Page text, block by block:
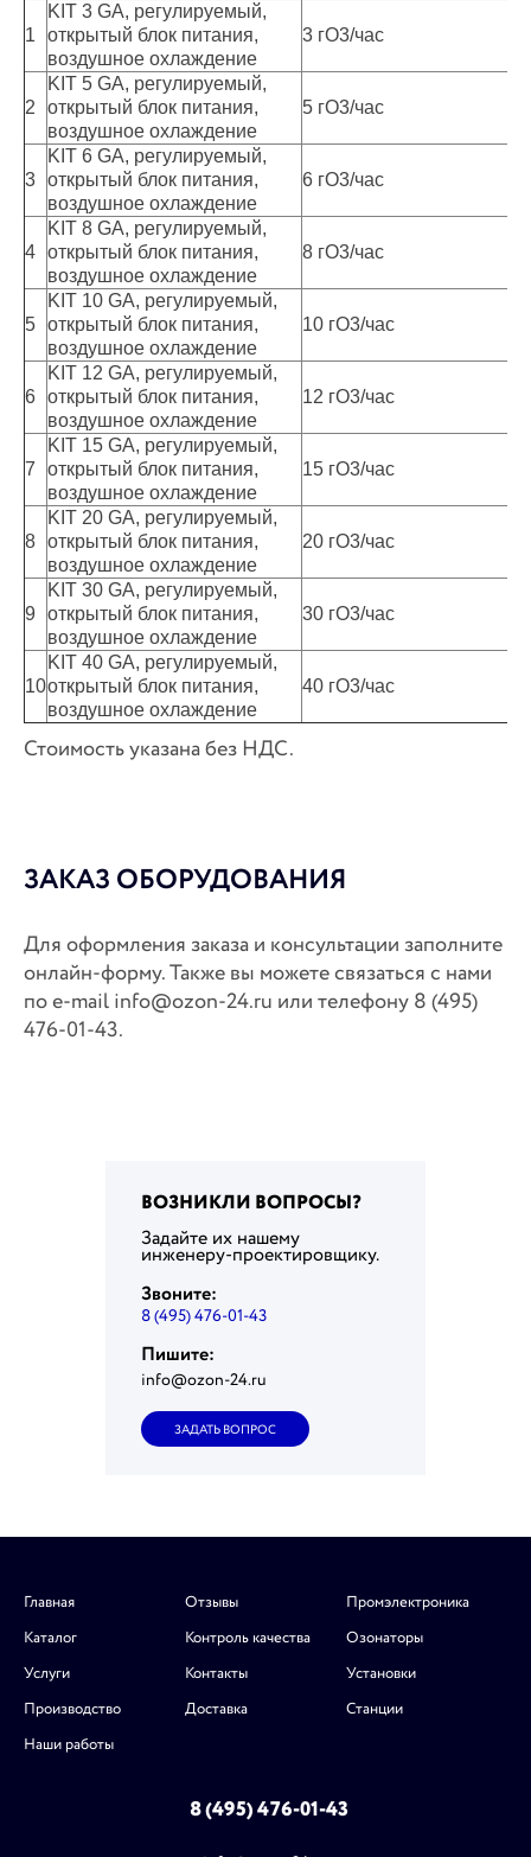
1
KIT 3 GA, регулируемый,
открытый блок питания,
воздушное охлаждение
3 гО3/час
2
KIT 5 GA, регулируемый,
открытый блок питания,
воздушное охлаждение
5 гО3/час
3
KIT 6 GA, регулируемый,
открытый блок питания,
воздушное охлаждение
6 гО3/час
4
KIT 8 GA, регулируемый,
открытый блок питания,
воздушное охлаждение
8 гО3/час
5
KIT 10 GA, регулируемый,
открытый блок питания,
воздушное охлаждение
10 гО3/час
6
KIT 12 GA, регулируемый,
открытый блок питания,
воздушное охлаждение
12 гО3/час
7
KIT 15 GA, регулируемый,
открытый блок питания,
воздушное охлаждение
15 гО3/час
8
KIT 20 GA, регулируемый,
открытый блок питания,
воздушное охлаждение
20 гО3/час
9
KIT 30 GA, регулируемый,
открытый блок питания,
воздушное охлаждение
30 гО3/час
10
KIT 40 GA, регулируемый,
открытый блок питания,
воздушное охлаждение
40 гО3/час
Стоимость указана без НДС.
ЗАКАЗ ОБОРУДОВАНИЯ
Для оформления заказа и консультации заполните
онлайн-форму. Также вы можете связаться с нами
по e-mail info@ozon-24.ru или телефону 8 (495)
476-01-43.
ВОЗНИКЛИ ВОПРОСЫ?
Задайте их нашему
инженеру-проектировщику.
Звоните:
8 (495) 476-01-43
Пишите:
info@ozon-24.ru
ЗАДАТЬ ВОПРОС
Главная
Каталог
Услуги
Производство
Наши работы
Отзывы
Контроль качества
Контакты
Доставка
Промэлектроника
Озонаторы
Установки
Станции
8 (495) 476-01-43